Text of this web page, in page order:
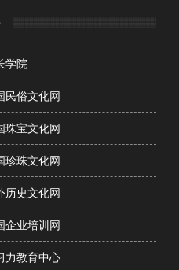
学院
民俗文化网
珠宝文化网
珍珠文化网
历史文化网
企业培训网
力教育中心